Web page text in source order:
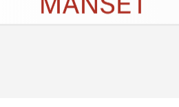
İletişim Çerez Politikası